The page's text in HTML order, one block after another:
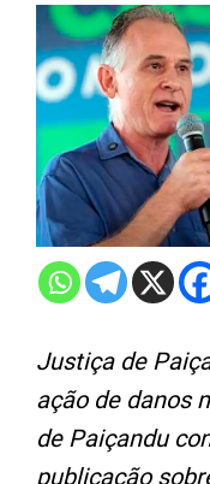
Justiça de
ação de danos
de Paiçandu
publicação